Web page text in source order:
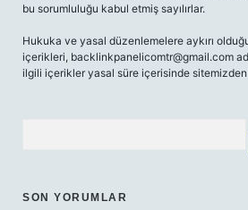
bu sorumluluğu kabul etmiş sayılırlar.
Hukuka ve yasal düzenlemelere aykırı
içerikleri, backlinkpanelicomtr@gmail.com
ilgili içerikler yasal süre içerisinde sitemizden
SON YORUMLAR